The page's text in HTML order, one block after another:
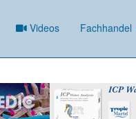
Videos Fachhandel